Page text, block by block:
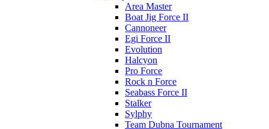
Area Master
Boat Jig Force II
Cannoneer
Egi Force II
Evolution
Halcyon
Pro Force
Rock n Force
Seabass Force II
Stalker
Sylphy
Team Dubna Tournament